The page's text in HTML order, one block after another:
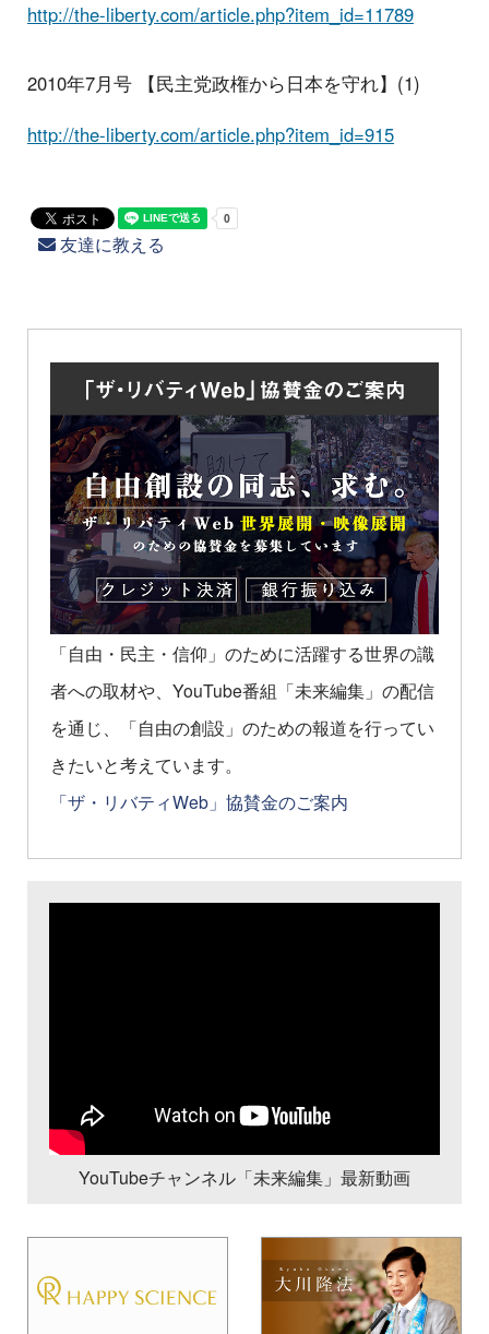
http://the-liberty.com/article.php?item_id=11789
2010年7月号 【民主党政権から日本を守れ】(1)
http://the-liberty.com/article.php?item_id=915
友達に教える
「自由・民主・信仰」のために活躍する世界の識
者への取材や、YouTube番組「未来編集」の配信
を通じ、「自由の創設」のための報道を行ってい
きたいと考えています。
「ザ・リバティWeb」協賛金のご案内
YouTubeチャンネル「未来編集」最新動画